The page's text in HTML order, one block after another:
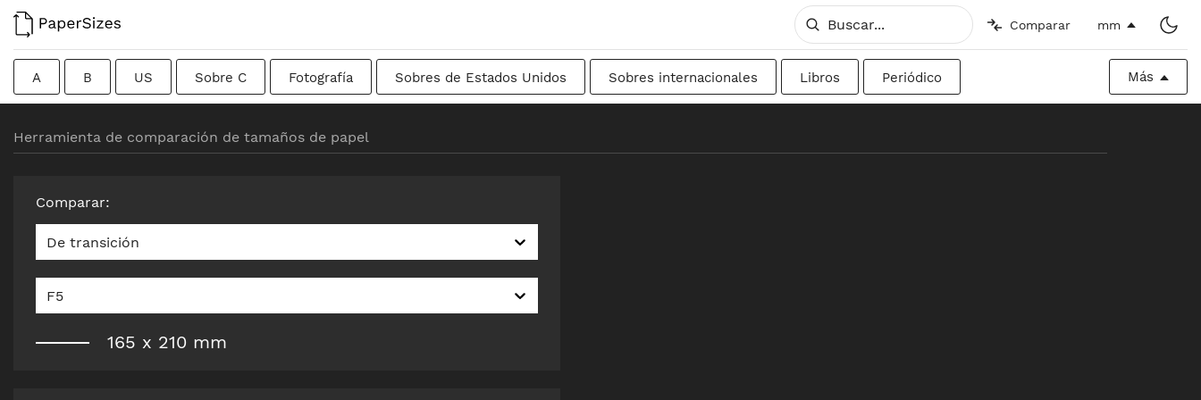
Comparar mm
A B US Sobre C Fotografía Sobres de Estados Unidos Sobres internacionales Libros Periódico
Formato bruto Canadiense Británico tradicional
Más
Herramienta de comparación de tamaños de papel
Comparar:
De transición
F5
165 x 210 mm